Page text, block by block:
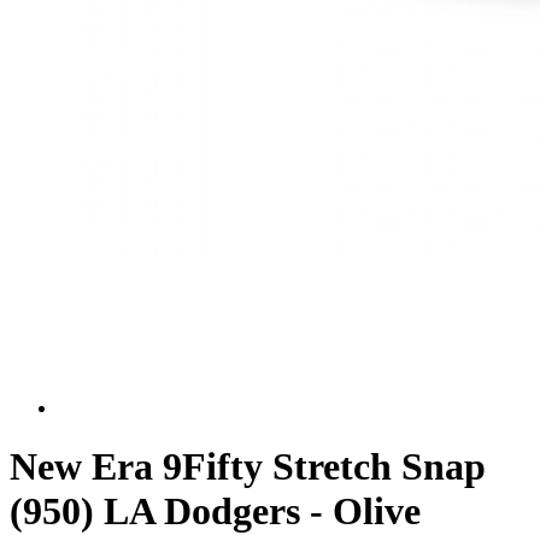
New Era 9Fifty Stretch Snap
(950) LA Dodgers - Olive